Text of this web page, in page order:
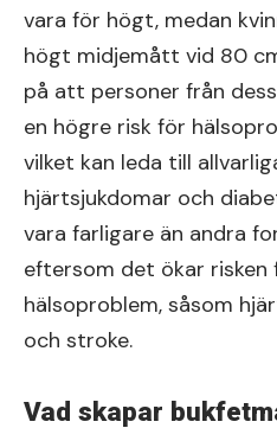
vara för högt, medan
högt midjemått vid 80
på att personer från
en högre risk för
vilket kan leda till
hjärtsjukdomar och
vara farligare än andra
eftersom det ökar risken
hälsoproblem, såsom
och stroke.
Vad skapar